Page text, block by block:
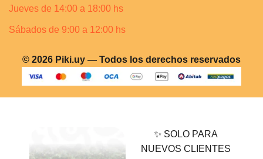
Jueves de 14:00 a 18:00 hs
Sábados de 9:00 a 12:00 hs
© 2026 Piki.uy — Todos los derechos reservados
✨ SOLO PARA
NUEVOS CLIENTES